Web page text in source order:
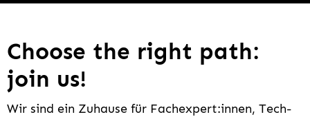
Choose the right path:
join us!
Wir sind ein Zuhause für Fachexpert:innen, Tech-